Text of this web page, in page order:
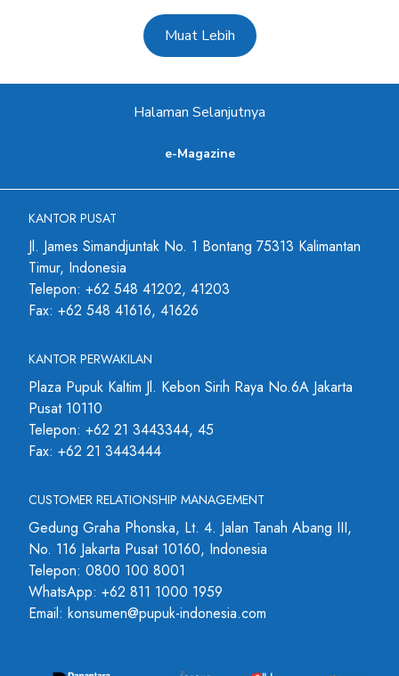
Muat Lebih
Halaman Selanjutnya
e-Magazine
KANTOR PUSAT
Jl. James Simandjuntak No. 1 Bontang 75313 Kalimantan
Timur, Indonesia
Telepon: +62 548 41202, 41203
Fax: +62 548 41616, 41626
KANTOR PERWAKILAN
Plaza Pupuk Kaltim Jl. Kebon Sirih Raya No.6A Jakarta
Pusat 10110
Telepon: +62 21 3443344, 45
Fax: +62 21 3443444
CUSTOMER RELATIONSHIP MANAGEMENT
Gedung Graha Phonska, Lt. 4. Jalan Tanah Abang III,
No. 116 Jakarta Pusat 10160, Indonesia
Telepon: 0800 100 8001
WhatsApp: +62 811 1000 1959
Email: konsumen@pupuk-indonesia.com